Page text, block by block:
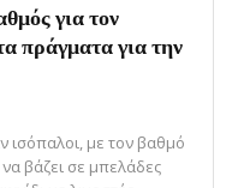
για τον
πράγματα για την
ισόπαλοι, με τον βαθμό
βάζει σε μπελάδες